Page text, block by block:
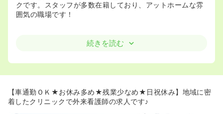
クです。スタッフが多数在籍しており、アットホームな雰
囲気の職場です！
続きを読む
【車通勤ＯＫ★お休み多め★残業少なめ★日祝休み】地域に密
着したクリニックで外来看護師の求人です♪